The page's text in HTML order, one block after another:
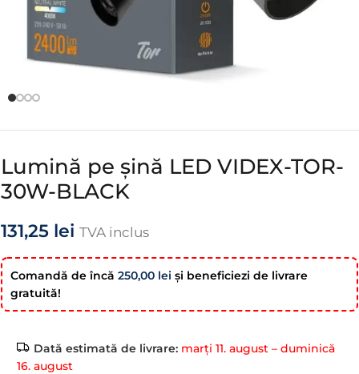
Lumină pe șină LED VIDEX-TOR-
30W-BLACK
131,25 lei TVA inclus
Comandă de încă 250,00 lei şi beneficiezi de livrare
gratuită!
Dată estimată de livrare: marți 11. august – duminică
16. august